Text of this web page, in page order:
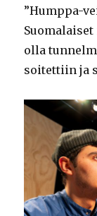
”Humppa-
olla
soitettiin ja